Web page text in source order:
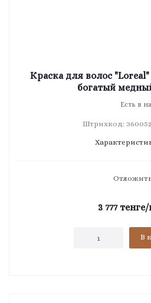
Краска для волос
богатый
Есть в
Штрихкод:
3 777тенге/
В